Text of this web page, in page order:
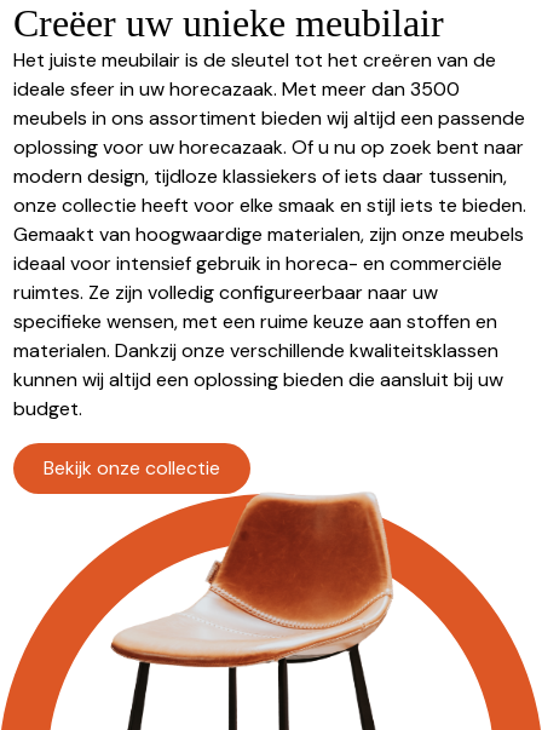
Creëer uw unieke meubilair
Het juiste meubilair is de sleutel tot het creëren van de
ideale sfeer in uw horecazaak. Met meer dan 3500
meubels in ons assortiment bieden wij altijd een passende
oplossing voor uw horecazaak. Of u nu op zoek bent naar
modern design, tijdloze klassiekers of iets daar tussenin,
onze collectie heeft voor elke smaak en stijl iets te bieden.
Gemaakt van hoogwaardige materialen, zijn onze meubels
ideaal voor intensief gebruik in horeca- en commerciële
ruimtes. Ze zijn volledig configureerbaar naar uw
specifieke wensen, met een ruime keuze aan stoffen en
materialen. Dankzij onze verschillende kwaliteitsklassen
kunnen wij altijd een oplossing bieden die aansluit bij uw
budget.
Bekijk onze collectie